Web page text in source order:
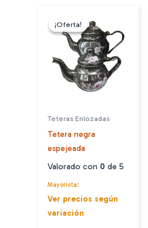
¡Oferta!
¡Oferta!
Teteras Enlozadas
Tetera negra
espejeada
Valorado con 0 de 5
Mayorista:
Ver precios según
variación